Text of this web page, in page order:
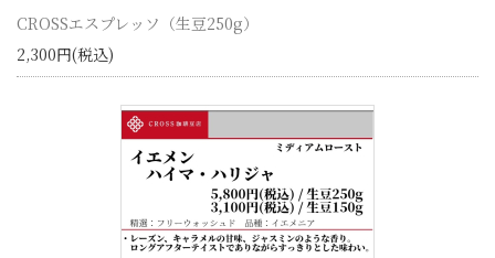
CROSSエスプレッソ（生豆250g）
2,300円(税込)